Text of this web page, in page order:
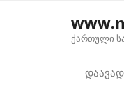
ქართული